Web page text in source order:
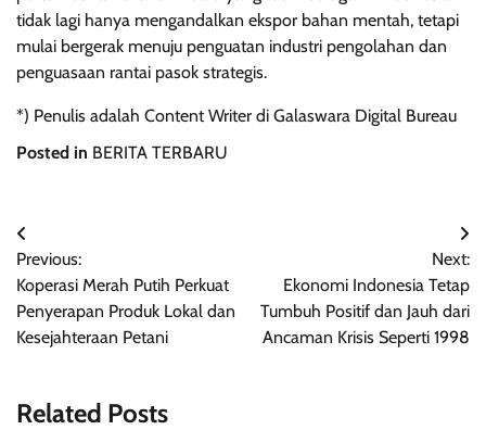
tidak lagi hanya mengandalkan ekspor bahan mentah, tetapi
mulai bergerak menuju penguatan industri pengolahan dan
penguasaan rantai pasok strategis.
*) Penulis adalah Content Writer di Galaswara Digital Bureau
Posted in BERITA TERBARU
Navigasi
pos
Previous:
Koperasi Merah Putih Perkuat
Penyerapan Produk Lokal dan
Kesejahteraan Petani
Next:
Ekonomi Indonesia Tetap
Tumbuh Positif dan Jauh dari
Ancaman Krisis Seperti 1998
Related Posts